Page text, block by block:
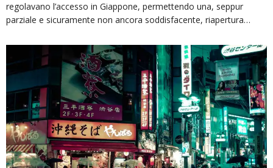
regolavano l’accesso in Giappone, permettendo una, seppur
parziale e sicuramente non ancora soddisfacente, riapertura…